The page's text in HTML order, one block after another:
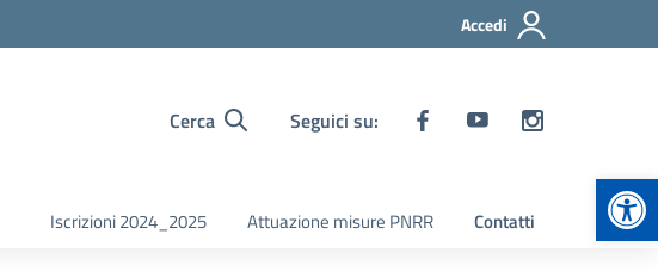
Accedi
Cerca Seguici su:
Iscrizioni 2024_2025 Attuazione misure PNRR Contatti